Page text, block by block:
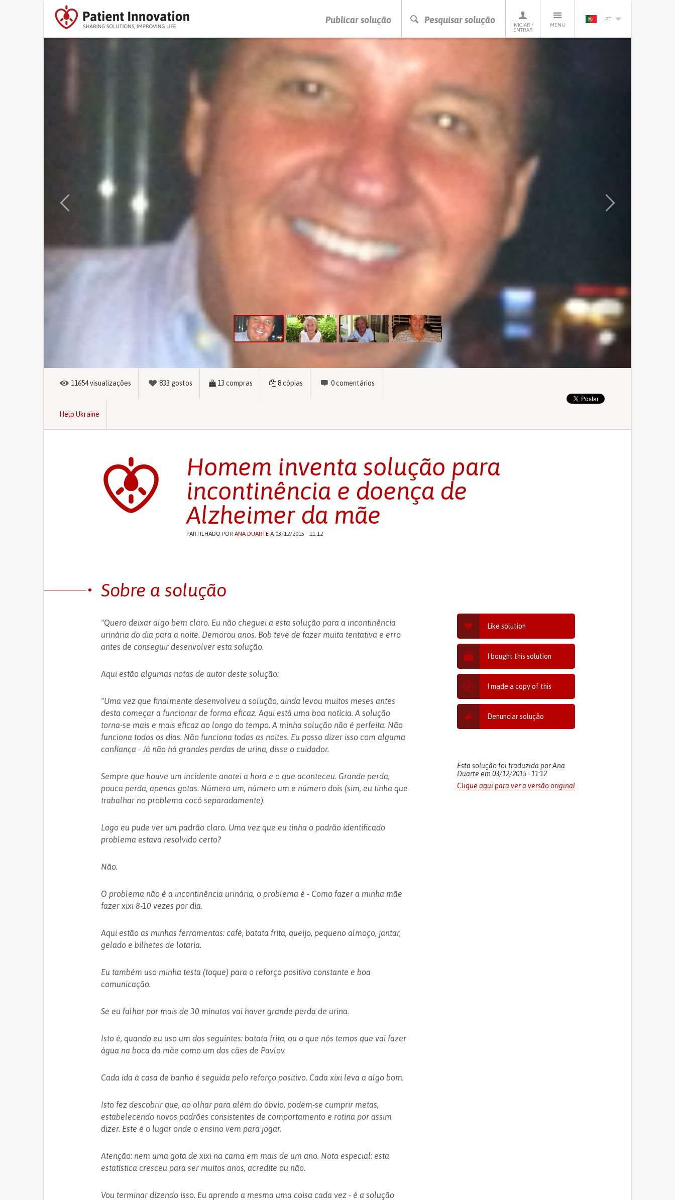
Publicar solução Pesquisar solução
INICIAR /
ENTRAR
MENU
PT
PRESSIONE ENTER PARA PESQUISAR
11654visualizações 833 gostos 13 compras 8cópias 0comentários
Help Ukraine
Homem inventa solução para
incontinência e doença de
Alzheimer da mãe
PARTILHADO POR ANA DUARTEA 03/12/2015 - 11:12
Like solution
I bought this solution
I made a copy of this
Denunciar solução
Esta solução foi traduzida por Ana
Duarte em 03/12/2015 - 11:12
Clique aqui para ver a versão original
Sobre a solução
"Quero deixar algo bem claro. Eu não cheguei a esta solução para a incontinência
urinária do dia para a noite. Demorou anos. Bob teve de fazer muita tentativa e erro
antes de conseguir desenvolver esta solução.
Aqui estão algumas notas de autor deste solução:
"Uma vez que finalmente desenvolveu a solução, ainda levou muitos meses antes
desta começar a funcionar de forma eficaz. Aqui está uma boa notícia. A solução
torna-se mais e mais eficaz ao longo do tempo. A minha solução não é perfeita. Não
funciona todos os dias. Não funciona todas as noites. Eu posso dizer isso com alguma
confiança - Já não há grandes perdas de urina, disse o cuidador.
Sempre que houve um incidente anotei a hora e o que aconteceu. Grande perda,
pouca perda, apenas gotas. Número um, número um e número dois (sim, eu tinha que
trabalhar no problema cocó separadamente).
Logo eu pude ver um padrão claro. Uma vez que eu tinha o padrão identificado
problema estava resolvido certo?
Não.
O problema não é a incontinência urinária, o problema é - Como fazer a minha mãe
fazer xixi 8-10 vezes por dia.
Aqui estão as minhas ferramentas: café, batata frita, queijo, pequeno almoço, jantar,
gelado e bilhetes de lotaria.
Eu também uso minha testa (toque) para o reforço positivo constante e boa
comunicação.
Se eu falhar por mais de 30 minutos vai haver grande perda de urina.
Isto é, quando eu uso um dos seguintes: batata frita, ou o que nós temos que vai fazer
água na boca da mãe como um dos cães de Pavlov.
Cada ida à casa de banho é seguida pelo reforço positivo. Cada xixi leva a algo bom.
Isto fez descobrir que, ao olhar para além do óbvio, podem-se cumprir metas,
estabelecendo novos padrões consistentes de comportamento e rotina por assim
dizer. Este é o lugar onde o ensino vem para jogar.
Atenção: nem uma gota de xixi na cama em mais de um ano. Nota especial: esta
estatística cresceu para ser muitos anos, acredite ou não.
Vou terminar dizendo isso. Eu aprendo a mesma uma coisa cada vez - é a solução